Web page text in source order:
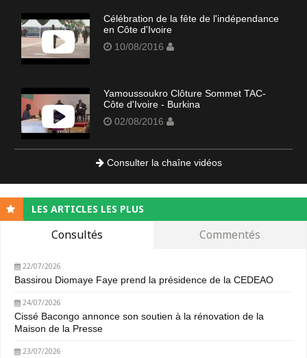
Célébration de la fête de l'indépendance
en Côte d'Ivoire
10/08/2016
Yamoussoukro Clôture Sommet TAC-
Côte d'Ivoire - Burkina
02/08/2016
Consulter la chaîne vidéos
LES ARTICLES LES PLUS
Consultés Commentés
22/07/2026
Bassirou Diomaye Faye prend la présidence de la CEDEAO
24/07/2026
Cissé Bacongo annonce son soutien à la rénovation de la
Maison de la Presse
23/07/2026